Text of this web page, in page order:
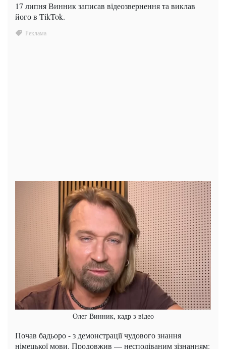
17 липня Винник записав відеозвернення та виклав
його в TikTok.
Олег Винник, кадр з відео
Почав бадьоро - з демонстрації чудового знання
німецької мови. Продовжив — несподіваним зізнанням: